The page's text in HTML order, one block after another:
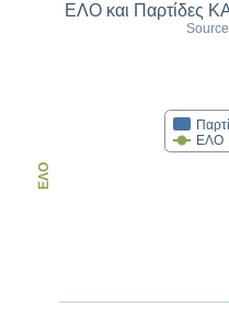
ΕΛΟ και
ΕΛΟ
ΕΛΟ